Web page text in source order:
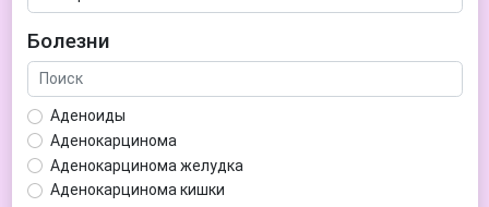
Болезни
Аденоиды
Аденокарцинома
Аденокарцинома желудка
Аденокарцинома кишки